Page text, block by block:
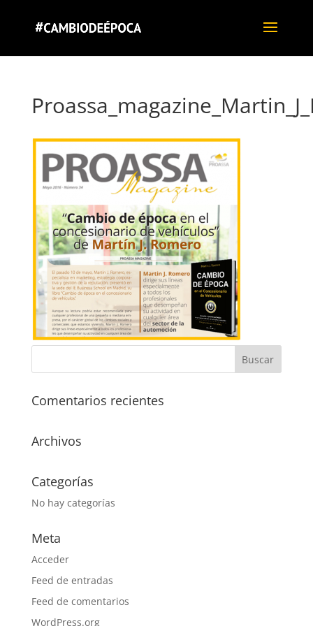
Comentarios recientes
Archivos
Categorías
No hay categorías
Meta
Acceder
Feed de entradas
Feed de comentarios
WordPress.org